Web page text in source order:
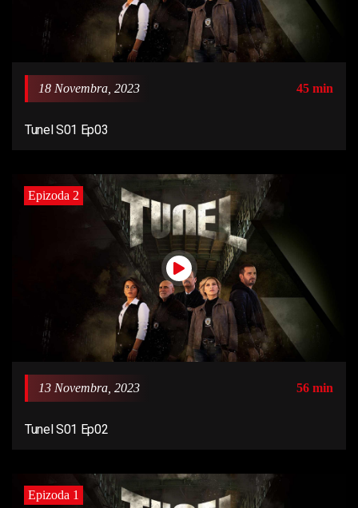
18 Novembra, 2023 45 min
Tunel S01 Ep03
Epizoda 2
13 Novembra, 2023 56 min
Tunel S01 Ep02
Epizoda 1